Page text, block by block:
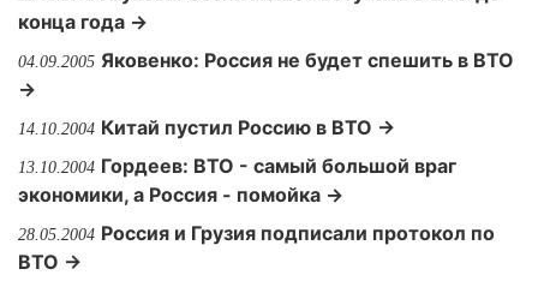
конца года →
04.09.2005 Яковенко: Россия не будет спешить в ВТО
→
14.10.2004 Китай пустил Россию в ВТО →
13.10.2004 Гордеев: ВТО - самый большой враг
экономики, а Россия - помойка →
28.05.2004 Россия и Грузия подписали протокол по
ВТО →